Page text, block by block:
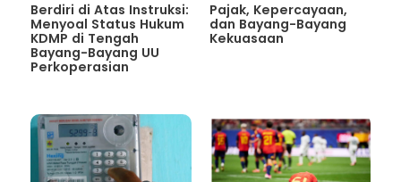
Berdiri di Atas Instruksi:
Menyoal Status Hukum
KDMP di Tengah
Bayang-Bayang UU
Perkoperasian
Pajak, Kepercayaan,
dan Bayang-Bayang
Kekuasaan